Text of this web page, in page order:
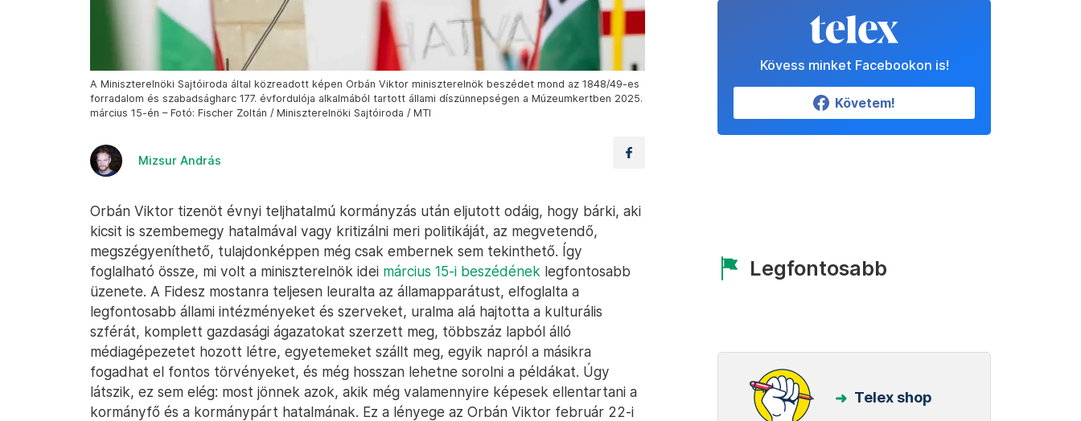
A Miniszterelnöki Sajtóiroda által közreadott képen Orbán Viktor miniszterelnök beszédet mond az 1848/49-es
forradalom és szabadságharc 177. évfordulója alkalmából tartott állami díszünnepségen a Múzeumkertben 2025.
március 15-én – Fotó: Fischer Zoltán / Miniszterelnöki Sajtóiroda / MTI
Mizsur András
Orbán Viktor tizenöt évnyi teljhatalmú kormányzás után eljutott odáig, hogy bárki, aki
kicsit is szembemegy hatalmával vagy kritizálni meri politikáját, az megvetendő,
megszégyeníthető, tulajdonképpen még csak embernek sem tekinthető. Így
foglalható össze, mi volt a miniszterelnök idei március 15-i beszédének legfontosabb
üzenete. A Fidesz mostanra teljesen leuralta az államapparátust, elfoglalta a
legfontosabb állami intézményeket és szerveket, uralma alá hajtotta a kulturális
szférát, komplett gazdasági ágazatokat szerzett meg, többszáz lapból álló
médiagépezetet hozott létre, egyetemeket szállt meg, egyik napról a másikra
fogadhat el fontos törvényeket, és még hosszan lehetne sorolni a példákat. Úgy
látszik, ez sem elég: most jönnek azok, akik még valamennyire képesek ellentartani a
kormányfő és a kormánypárt hatalmának. Ez a lényege az Orbán Viktor február 22-i
Kövess minket Facebookon is!
Követem!
Legfontosabb
Telex shop